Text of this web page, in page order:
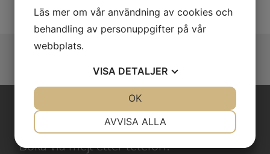
BOKA TILL DITT BOENDE HOS OSS!
Boka via mejl eller telefon.
Läs mer om vår användning av cookies och
behandling av personuppgifter på vår
webbplats.
VISA DETALJER
AVVISA ALLA
OK